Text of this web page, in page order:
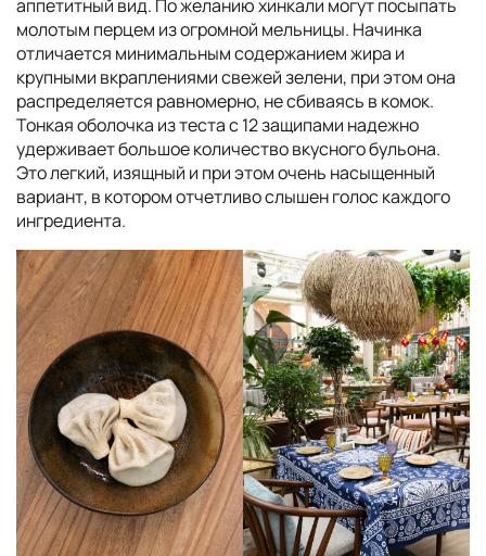
аппетитный вид. По желанию хинкали могут посыпать
молотым перцем из огромной мельницы. Начинка
отличается минимальным содержанием жира и
крупными вкраплениями свежей зелени, при этом она
распределяется равномерно, не сбиваясь в комок.
Тонкая оболочка из теста с 12 защипами надежно
удерживает большое количество вкусного бульона.
Это легкий, изящный и при этом очень насыщенный
вариант, в котором отчетливо слышен голос каждого
ингредиента.